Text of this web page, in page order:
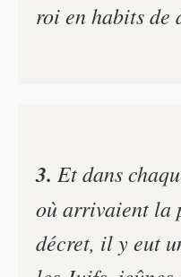
roi en habits de
3. Et dans
où arrivaient la
décret, il y eut